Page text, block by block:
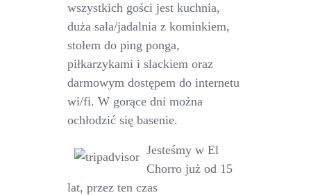
wszystkich gości jest kuchnia,
duża sala/jadalnia z kominkiem,
stołem do ping ponga,
piłkarzykami i slackiem oraz
darmowym dostępem do internetu
wi/fi. W gorące dni można
ochłodzić się basenie.
Jesteśmy w El
Chorro już od 15
lat, przez ten czas